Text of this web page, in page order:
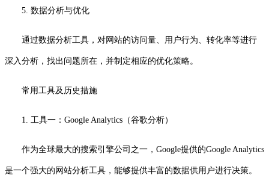
5. 数据分析与优化
通过数据分析工具，对网站的访问量、用户行为、转化率等进行
深入分析，找出问题所在，并制定相应的优化策略。
常用工具及历史措施
1. 工具一：Google Analytics（谷歌分析）
作为全球最大的搜索引擎公司之一，Google提供的Google Analytics
是一个强大的网站分析工具，能够提供丰富的数据供用户进行决策。